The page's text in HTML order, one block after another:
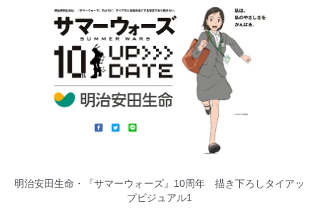
明治安田生命・『サマーウォーズ』10周年 描き下ろしタイアッ
プビジュアル1